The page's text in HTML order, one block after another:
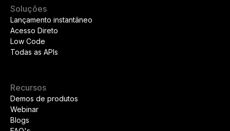
Soluções
Lançamento instantâneo
Acesso Direto
Low Code
Todas as APIs
Recursos
Demos de produtos
Webinar
Blogs